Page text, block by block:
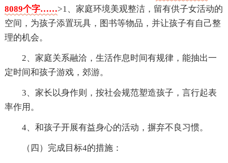
8089个字……>1、家庭环境美观整洁，留有供子女活动的
空间，为孩子添置玩具，图书等物品，并让孩子有自己整
理的机会。
2、家庭关系融洽，生活作息时间有规律，能抽出一
定时间和孩子游戏，郊游。
3、家长以身作则，按社会规范塑造孩子，言行起表
率作用。
4、和孩子开展有益身心的活动，摒弃不良习惯。
（四）完成目标4的措施：